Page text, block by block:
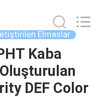
Elmaslar
Kaba
DEF Color